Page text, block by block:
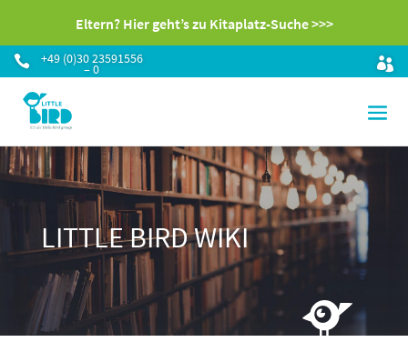
Eltern? Hier geht’s zu Kitaplatz-Suche >>>
 +49 (0)30 23591556
– 0
LITTLE BIRD WIKI